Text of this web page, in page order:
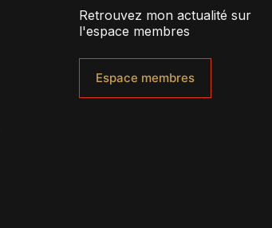
Retrouvez mon actualité sur
l'espace membres
Espace membres